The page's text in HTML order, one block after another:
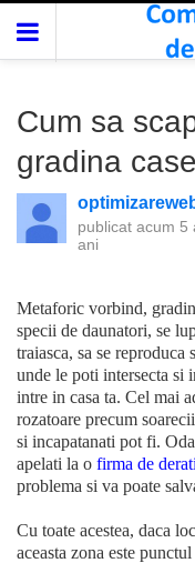
Cum sa
gradina
publicat acum 5
ani
Metaforic vorbind,
specii de daunatori, se
traiasca, sa se reproduca
unde le poti intersecta si
intre in casa ta. Cel mai
rozatoare precum
si incapatanati pot fi.
apelati la o firma de
problema si va poate
Cu toate acestea, daca
aceasta zona este